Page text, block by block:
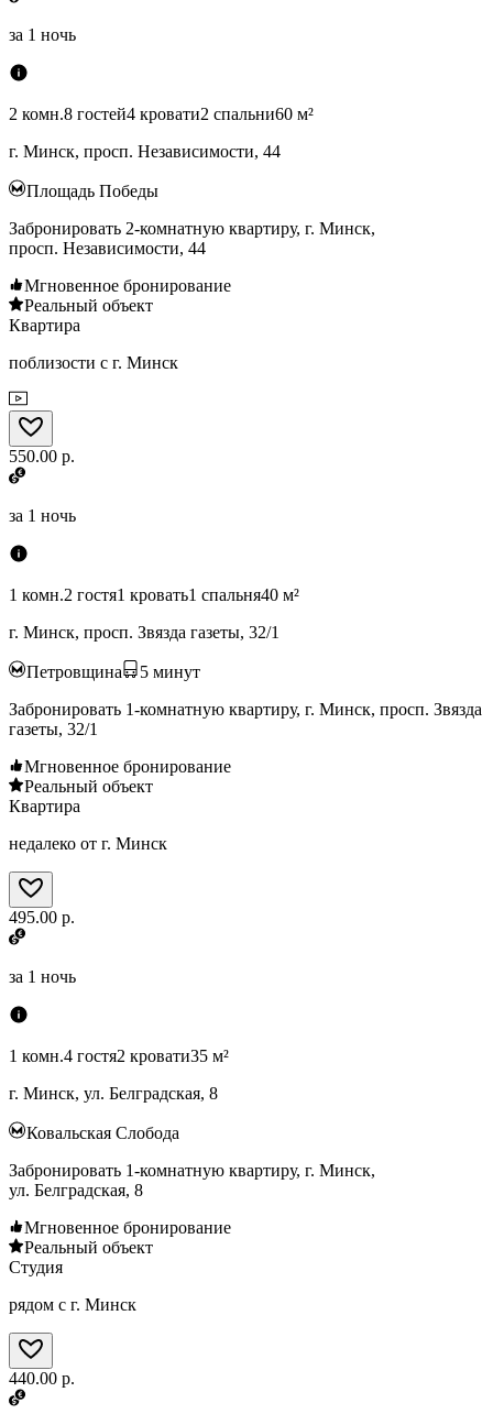
за 1 ночь
2 комн.8 гостей4 кровати2 спальни60 м²
г. Минск, просп. Независимости, 44
Площадь Победы
Забронировать 2-комнатную квартиру, г. Минск,
просп. Независимости, 44
Мгновенное бронирование
Реальный объект
Квартира
поблизости с г. Минск
550.00 р.
за 1 ночь
1 комн.2 гостя1 кровать1 спальня40 м²
г. Минск, просп. Звязда газеты, 32/1
Петровщина 5 минут
Забронировать 1-комнатную квартиру, г. Минск, просп. Звязда
газеты, 32/1
Мгновенное бронирование
Реальный объект
Квартира
недалеко от г. Минск
495.00 р.
за 1 ночь
1 комн.4 гостя2 кровати35 м²
г. Минск, ул. Белградская, 8
Ковальская Слобода
Забронировать 1-комнатную квартиру, г. Минск,
ул. Белградская, 8
Мгновенное бронирование
Реальный объект
Студия
рядом с г. Минск
440.00 р.